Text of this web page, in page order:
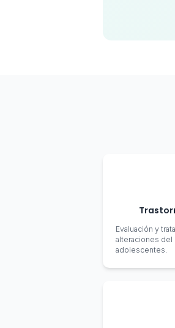
Evaluación y
alteraciones
adolescentes.